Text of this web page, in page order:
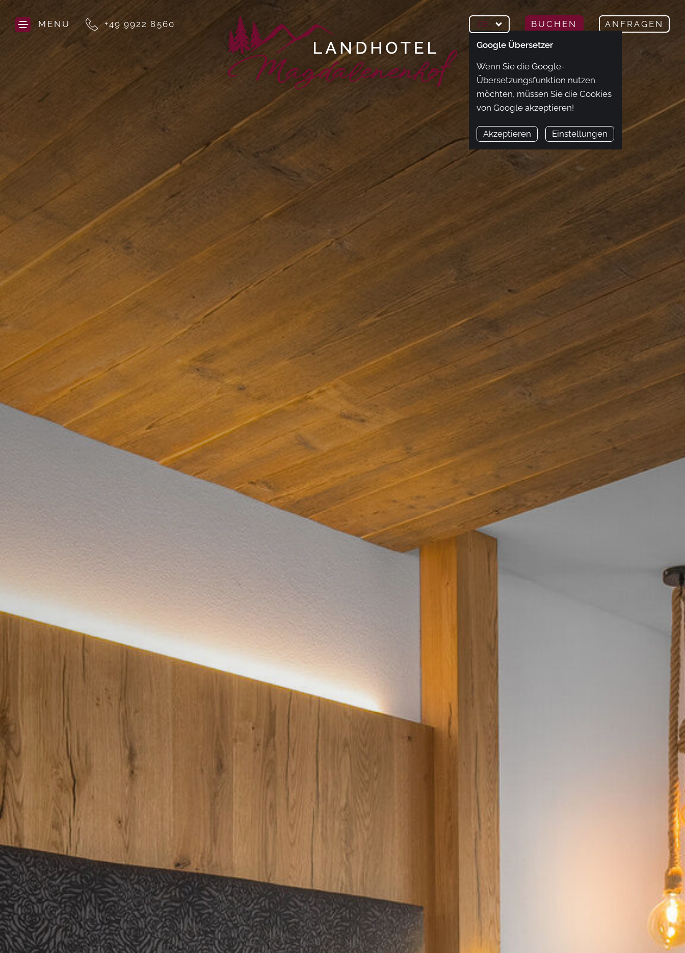
MENU +49 9922 8560 DE
Google Übersetzer
Wenn Sie die Google-
Übersetzungsfunktion nutzen
möchten, müssen Sie die Cookies
von Google akzeptieren!
Akzeptieren Einstellungen
BUCHEN ANFRAGEN